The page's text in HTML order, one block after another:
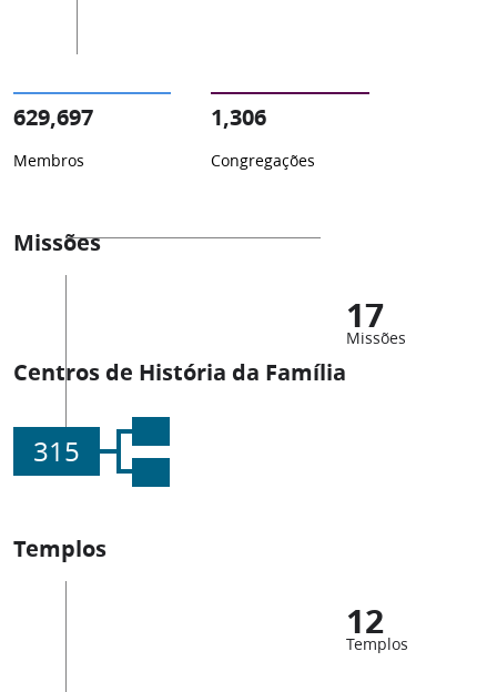
629,697
Membros
1,306
Congregações
Missões
17
Missões
Centros de História da Família
315
Templos
12
Templos